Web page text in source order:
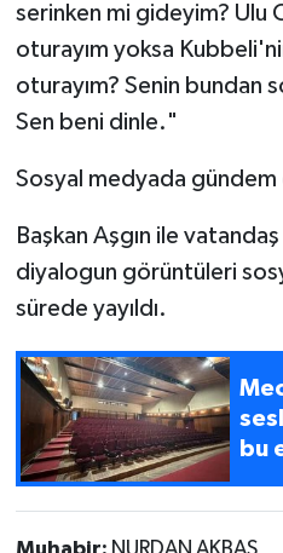
serinken mi gideyim? Ulu
oturayım yoksa
oturayım? Senin bundan
Sen beni dinle."
Sosyal medyada gündem
Başkan Aşgın ile
diyalogun görüntüleri
sürede yayıldı.
bu